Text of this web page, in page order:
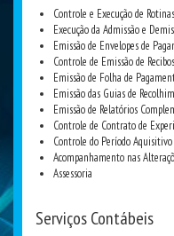
Controle e Execução de
Execução da Admissão e
Emissão de Envelopes de
Controle de Emissão de
Emissão de Folha de
Emissão das Guias de
Emissão de Relatórios
Controle de Contrato de
Controle do Período
Acompanhamento nas
Assessoria
Serviços Contábeis